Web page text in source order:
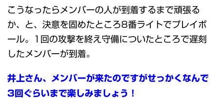
こうなったらメンバーの人が到着するまで頑張る
か、と、決意を固めたところ8番ライトでプレイボ
ール。1回の攻撃を終え守備についたところで遅刻
したメンバーが到着。
井上さん、メンバーが来たのですがせっかくなんで
3回ぐらいまで楽しみましょう！